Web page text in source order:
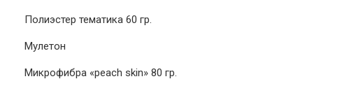
Полиэстер тематика 60 гр.
Мулетон
Микрофибра «peach skin» 80 гр.